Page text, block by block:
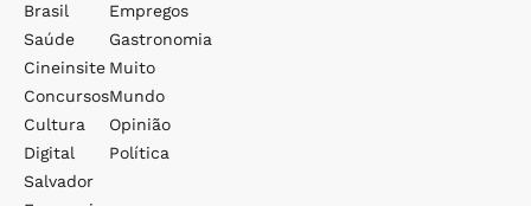
Brasil
Saúde
Cineinsite
Concursos
Cultura
Digital
Salvador
Empregos
Gastronomia
Muito
Mundo
Opinião
Política